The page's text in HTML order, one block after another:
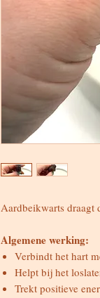
Aardbeikwarts draagt
Algemene werking:
Verbindt het hart
Helpt bij het
Trekt positieve